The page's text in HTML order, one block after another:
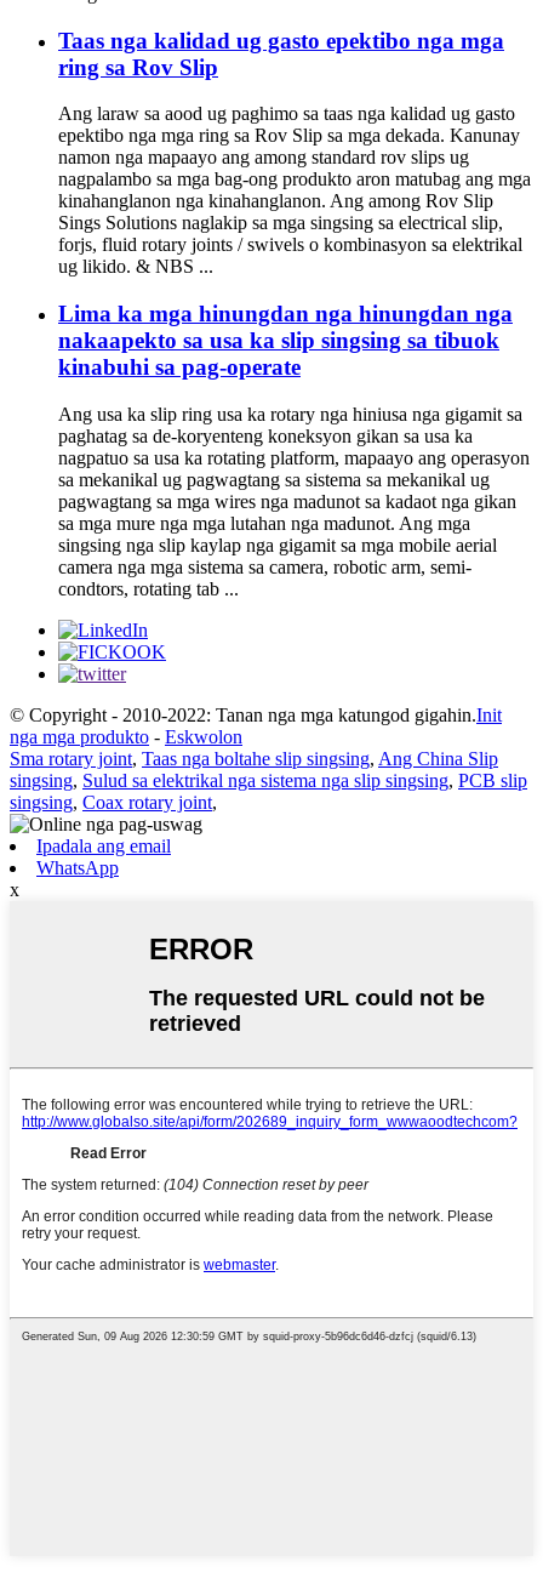
Taas nga kalidad ug gasto epektibo nga mga
ring sa Rov Slip
Ang laraw sa aood ug paghimo sa taas nga kalidad ug gasto
epektibo nga mga ring sa Rov Slip sa mga dekada. Kanunay
namon nga mapaayo ang among standard rov slips ug
nagpalambo sa mga bag-ong produkto aron matubag ang mga
kinahanglanon nga kinahanglanon. Ang among Rov Slip
Sings Solutions naglakip sa mga singsing sa electrical slip,
forjs, fluid rotary joints / swivels o kombinasyon sa elektrikal
ug likido. & NBS ...
Lima ka mga hinungdan nga hinungdan nga
nakaapekto sa usa ka slip singsing sa tibuok
kinabuhi sa pag-operate
Ang usa ka slip ring usa ka rotary nga hiniusa nga gigamit sa
paghatag sa de-koryenteng koneksyon gikan sa usa ka
nagpatuo sa usa ka rotating platform, mapaayo ang operasyon
sa mekanikal ug pagwagtang sa sistema sa mekanikal ug
pagwagtang sa mga wires nga madunot sa kadaot nga gikan
sa mga mure nga mga lutahan nga madunot. Ang mga
singsing nga slip kaylap nga gigamit sa mga mobile aerial
camera nga mga sistema sa camera, robotic arm, semi-
condtors, rotating tab ...
© Copyright - 2010-2022: Tanan nga mga katungod gigahin.Init
nga mga produkto - Eskwolon
Sma rotary joint, Taas nga boltahe slip singsing, Ang China Slip
singsing, Sulud sa elektrikal nga sistema nga slip singsing, PCB slip
singsing, Coax rotary joint,
Ipadala ang email
WhatsApp
x